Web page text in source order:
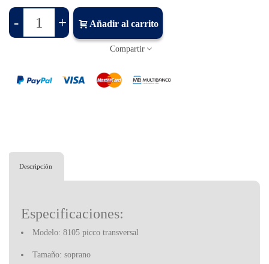
- + Añadir al carrito
Compartir
Descripción
Especificaciones:
Modelo: 8105 picco transversal
Tamaño: soprano